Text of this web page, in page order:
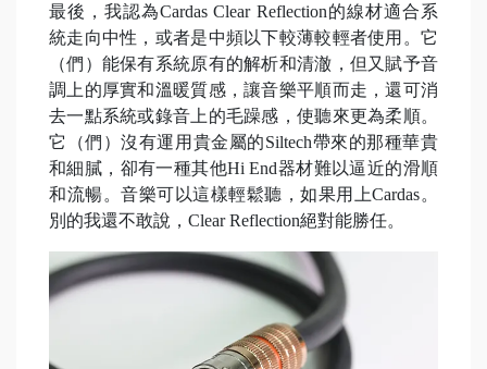
最後，我認為Cardas Clear Reflection的線材適合系
統走向中性，或者是中頻以下較薄較輕者使用。它
（們）能保有系統原有的解析和清澈，但又賦予音
調上的厚實和溫暖質感，讓音樂平順而走，還可消
去一點系統或錄音上的毛躁感，使聽來更為柔順。
它（們）沒有運用貴金屬的Siltech帶來的那種華貴
和細膩，卻有一種其他Hi End器材難以逼近的滑順
和流暢。音樂可以這樣輕鬆聽，如果用上Cardas。
別的我還不敢說，Clear Reflection絕對能勝任。